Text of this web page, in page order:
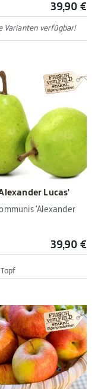
39,90 €
Varianten verfügbar!
Lucas'
'Alexander
39,90 €